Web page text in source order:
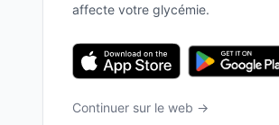
affecte votre glycémie.
Continuer sur le web →